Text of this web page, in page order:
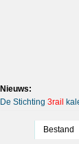
Nieuws:
De Stichting 3rail
Bestand